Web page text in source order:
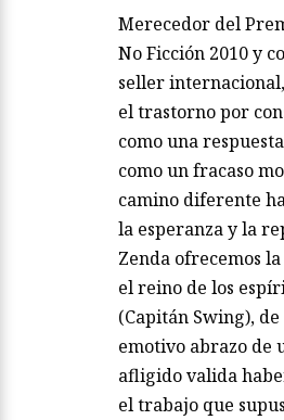
Merecedor del
No Ficción 2010 y
seller
el trastorno por
como una
como un fracaso
camino diferente
la esperanza y la
Zenda ofrecemos
el reino de los
(Capitán Swing),
emotivo abrazo de
afligido valida
el trabajo que